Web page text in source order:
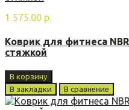
1 575.00 р.
Коврик для фитнеса
стяжкой
В корзину
В закладки
В сравнение